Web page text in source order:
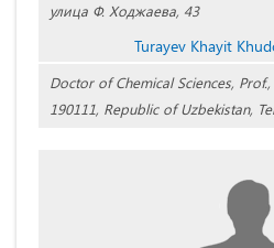
улица Ф. Ходжаева, 43
Turayev Khayit
Doctor of Chemical Sciences,
190111, Republic of Uzbekistan,